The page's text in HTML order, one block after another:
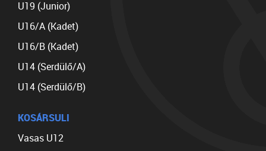
U19 (Junior)
U16/A (Kadet)
U16/B (Kadet)
U14 (Serdülő/A)
U14 (Serdülő/B)
KOSÁRSULI
Vasas U12